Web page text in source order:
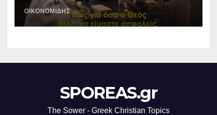
ΟΙΚΟΝΟΜΊΔΗΣ
SPOREAS.gr
The Sower - Greek Christian Topics